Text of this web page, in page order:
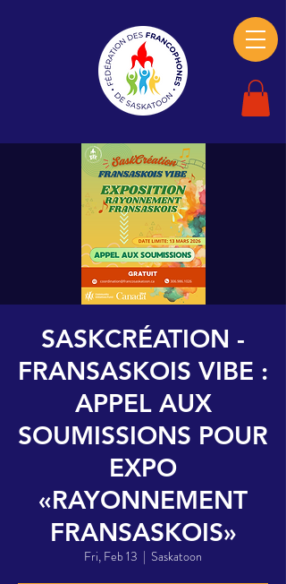
SASKCRÉATION -
FRANSASKOIS VIBE :
APPEL AUX
SOUMISSIONS POUR
EXPO
«RAYONNEMENT
FRANSASKOIS»
Fri, Feb 13
  |
Saskatoon